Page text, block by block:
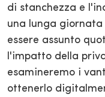
di stanchezza e
una lunga
essere assunto
l'impatto della
esamineremo i
ottenerlo